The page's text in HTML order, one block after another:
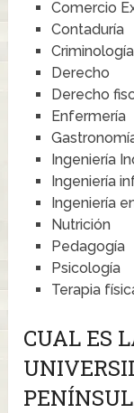
Comercio
Contaduría
Criminología
Derecho
Derecho
Enfermería
Ingeniería
Ingeniería
Ingeniería
Nutrición
Pedagogía
Psicología
Terapia
CUAL ES